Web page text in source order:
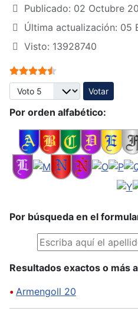
Publicado: 02 Octubre
Última actualización: 05
Visto: 13928740
Ratio:4.5/
Por favor, vote
Por orden alfabético:
Por búsqueda en el
Resultados exactos o más
• Armengoll 20